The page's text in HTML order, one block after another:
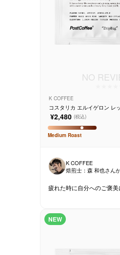
NO
K COFFEE
コスタリカ エルイゲロン レ
¥2,480 (税込)
Medium Roast
K COFFEE
焙煎士： 森 和也さん
疲れた時に自分へのご褒美
NEW